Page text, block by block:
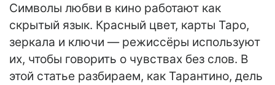
Символы любви в кино работают как
скрытый язык. Красный цвет, карты Таро,
зеркала и ключи — режиссёры используют
их, чтобы говорить о чувствах без слов. В
этой статье разбираем, как Тарантино, дель